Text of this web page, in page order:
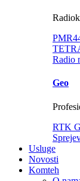
Radio
Geo
RTK
Usluge
Novosti
Komteh